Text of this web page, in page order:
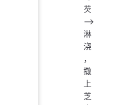
芡
——>
淋
浇
，
撒
上
芝